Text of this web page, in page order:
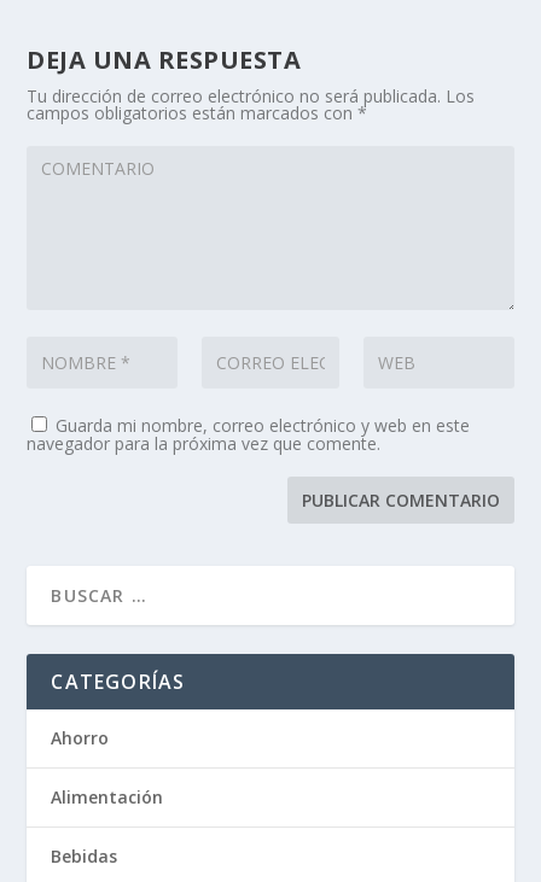
DEJA UNA RESPUESTA
Tu dirección de correo electrónico no será publicada. Los
campos obligatorios están marcados con*
Guarda mi nombre, correo electrónico y web en este
navegador para la próxima vez que comente.
CATEGORÍAS
Ahorro
Alimentación
Bebidas